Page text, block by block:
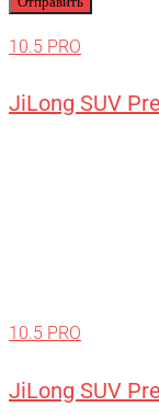
10.5 PRO
JiLong SUV
10.5 PRO
JiLong SUV